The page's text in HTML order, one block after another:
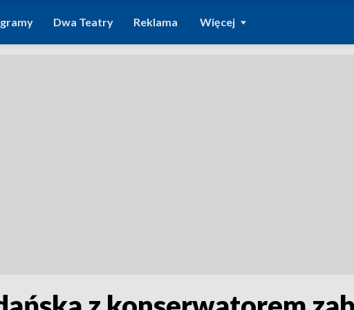
Dwa Teatry Reklama Więcej